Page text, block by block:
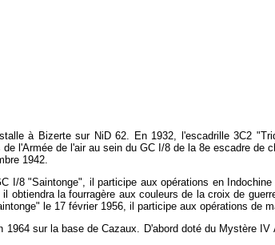
à Bizerte sur NiD 62. En 1932, l'escadrille 3C2
l'Armée de l'air au sein du GC I/8 de la 8e escadre
1942.
I/8 "Saintonge", il participe aux opérations en
obtiendra la fourragère aux couleurs de la croix de
le 17 février 1956, il participe aux opérations
sur la base de Cazaux. D'abord doté du Mystère